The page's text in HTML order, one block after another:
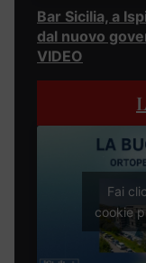
Bar Sicilia, a
dal nuovo
VIDEO
Fai
cookie